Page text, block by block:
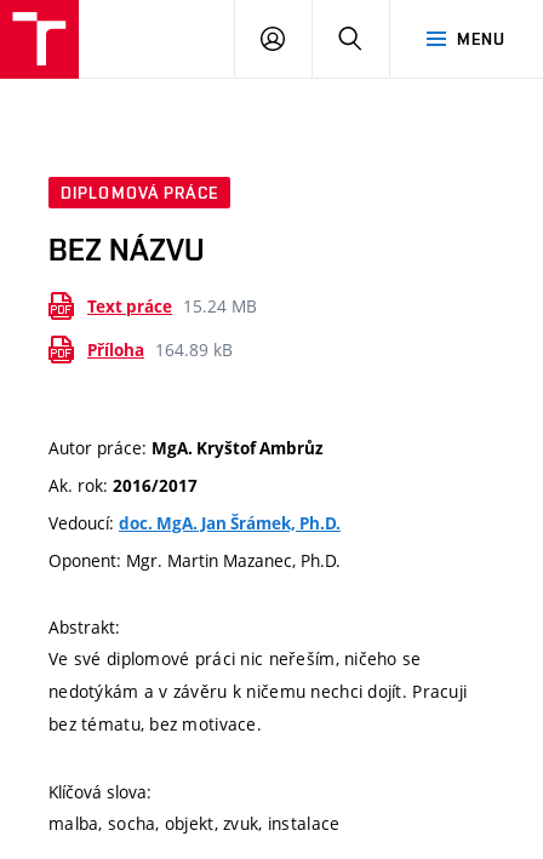
MENU
PŘIHLÁSIT
DIPLOMOVÁ PRÁCE
BEZ NÁZVU
Text práce 15.24 MB
Příloha 164.89 kB
Autor práce: MgA. Kryštof Ambrůz
Ak. rok: 2016/2017
Vedoucí: doc. MgA. Jan Šrámek, Ph.D.
Oponent: Mgr. Martin Mazanec, Ph.D.
Abstrakt:
Ve své diplomové práci nic neřeším, ničeho se
nedotýkám a v závěru k ničemu nechci dojít. Pracuji
bez tématu, bez motivace.
Klíčová slova:
malba, socha, objekt, zvuk, instalace